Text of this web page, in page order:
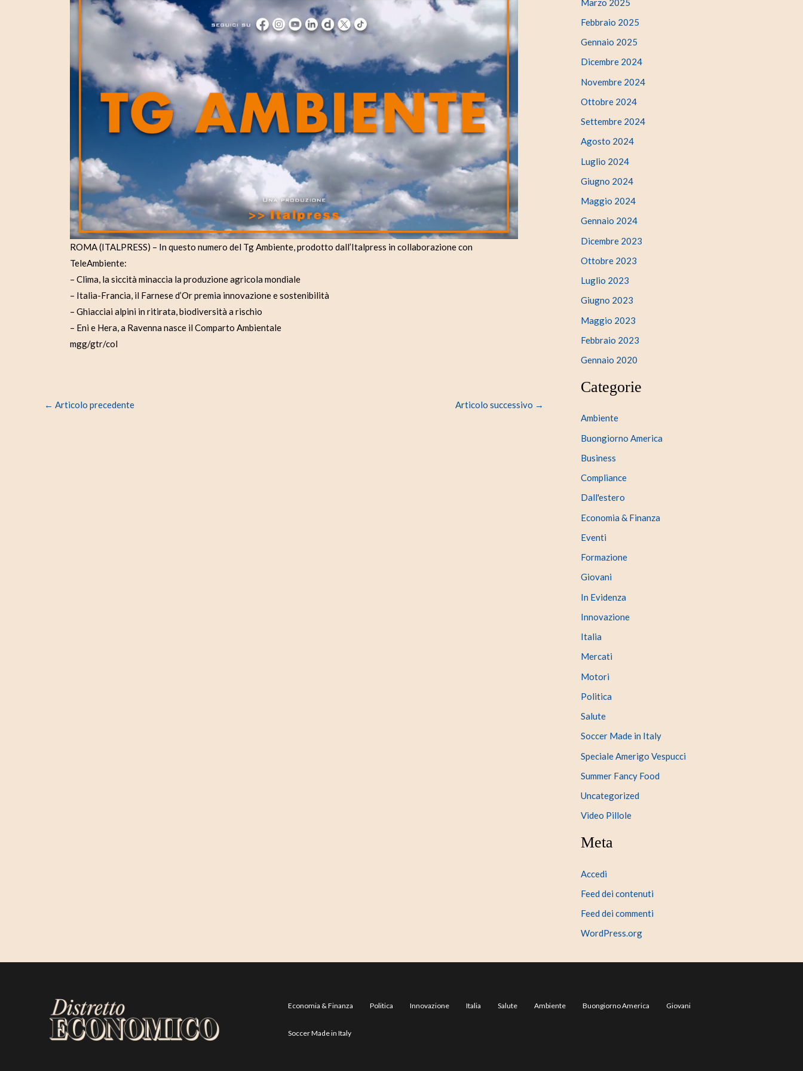
d
e
o
ROMA (ITALPRESS) – In questo numero del Tg Ambiente, prodotto dall’Italpress in collaborazione con
TeleAmbiente:
– Clima, la siccità minaccia la produzione agricola mondiale
– Italia-Francia, il Farnese d’Or premia innovazione e sostenibilità
– Ghiacciai alpini in ritirata, biodiversità a rischio
– Eni e Hera, a Ravenna nasce il Comparto Ambientale
mgg/gtr/col
← Articolo precedente Articolo successivo →
Marzo 2025
Febbraio 2025
Gennaio 2025
Dicembre 2024
Novembre 2024
Ottobre 2024
Settembre 2024
Agosto 2024
Luglio 2024
Giugno 2024
Maggio 2024
Gennaio 2024
Dicembre 2023
Ottobre 2023
Luglio 2023
Giugno 2023
Maggio 2023
Febbraio 2023
Gennaio 2020
Categorie
Ambiente
Buongiorno America
Business
Compliance
Dall'estero
Economia & Finanza
Eventi
Formazione
Giovani
In Evidenza
Innovazione
Italia
Mercati
Motori
Politica
Salute
Soccer Made in Italy
Speciale Amerigo Vespucci
Summer Fancy Food
Uncategorized
Video Pillole
Meta
Accedi
Feed dei contenuti
Feed dei commenti
WordPress.org
Economia & Finanza Politica Innovazione Italia Salute Ambiente Buongiorno America Giovani
Soccer Made in Italy